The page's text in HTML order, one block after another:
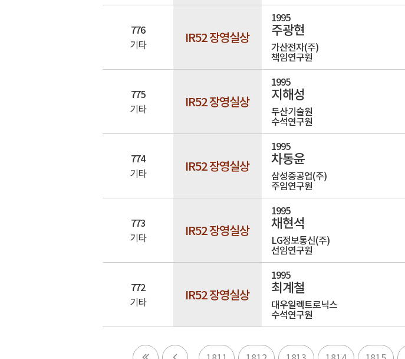
776
기타
IR52 장영실상
1995
주광현
가산전자(주)
책임연구원
775
기타
IR52 장영실상
1995
지해성
두산기술원
수석연구원
774
기타
IR52 장영실상
1995
차동윤
삼성중공업(주)
주임연구원
773
기타
IR52 장영실상
1995
채현석
LG정보통신(주)
선임연구원
772
기타
IR52 장영실상
1995
최계철
대우일렉트로닉스
수석연구원